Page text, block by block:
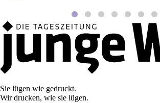
Sie lügen wie gedruckt.
Wir drucken, wie sie lügen.